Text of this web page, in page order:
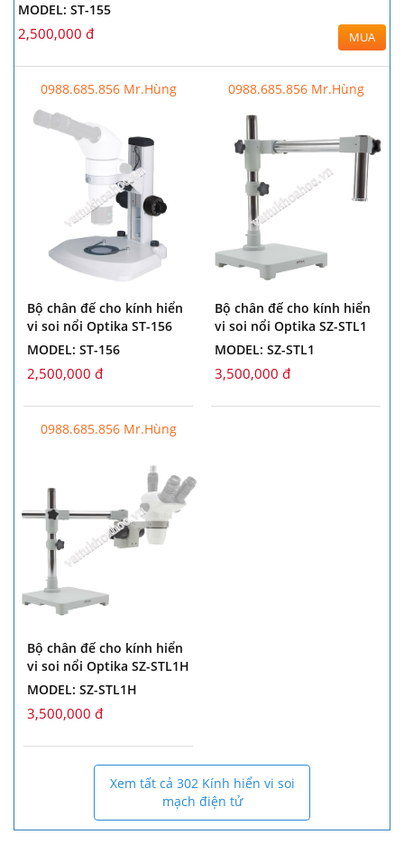
MODEL: ST-155
2,500,000 đ MUA
0988.685.856 Mr.Hùng
Bộ chân đế cho kính hiển
vi soi nổi Optika ST-156
MODEL: ST-156
2,500,000 đ
0988.685.856 Mr.Hùng
Bộ chân đế cho kính hiển
vi soi nổi Optika SZ-STL1
MODEL: SZ-STL1
3,500,000 đ
0988.685.856 Mr.Hùng
Bộ chân đế cho kính hiển
vi soi nổi Optika SZ-STL1H
MODEL: SZ-STL1H
3,500,000 đ
Xem tất cả 302 Kính hiển vi soi
mạch điện tử